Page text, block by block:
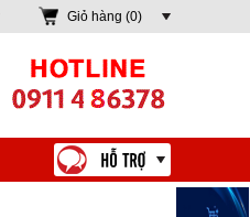
Giỏ hàng (0)